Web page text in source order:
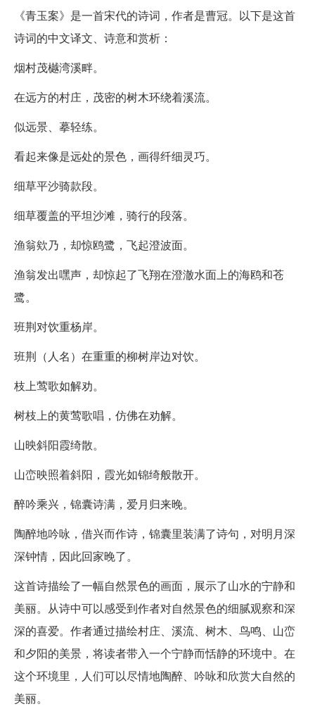
《青玉案》是一首宋代的诗词，作者是曹冠。以下是这首
诗词的中文译文、诗意和赏析：
烟村茂樾湾溪畔。
在远方的村庄，茂密的树木环绕着溪流。
似远景、摹轻练。
看起来像是远处的景色，画得纤细灵巧。
细草平沙骑款段。
细草覆盖的平坦沙滩，骑行的段落。
渔翁欸乃，却惊鸥鹭，飞起澄波面。
渔翁发出嘿声，却惊起了飞翔在澄澈水面上的海鸥和苍
鹭。
班荆对饮重杨岸。
班荆（人名）在重重的柳树岸边对饮。
枝上莺歌如解劝。
树枝上的黄莺歌唱，仿佛在劝解。
山映斜阳霞绮散。
山峦映照着斜阳，霞光如锦绮般散开。
醉吟乘兴，锦囊诗满，爱月归来晚。
陶醉地吟咏，借兴而作诗，锦囊里装满了诗句，对明月深
深钟情，因此回家晚了。
这首诗描绘了一幅自然景色的画面，展示了山水的宁静和
美丽。从诗中可以感受到作者对自然景色的细腻观察和深
深的喜爱。作者通过描绘村庄、溪流、树木、鸟鸣、山峦
和夕阳的美景，将读者带入一个宁静而恬静的环境中。在
这个环境里，人们可以尽情地陶醉、吟咏和欣赏大自然的
美丽。